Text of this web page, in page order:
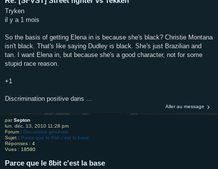
Tryken
il y a 1 mois
So the basis of getting Elena in is because she's black? Christie Montana
isn't black. That's like saying Dudley is black. She's just Brazilian and
tan. I want Elena in, but because she's a good character, not for some
stupid race reason.
+1
Discrimination positive dans ...
Aller au message
parSepton
lun. déc. 13, 2010 11:28 pm
Forum : Discussion générale
Sujet : Parce que le 8bit c'est la base
Réponses : 4
Vues : 18580
Parce que le 8bit c'est la base